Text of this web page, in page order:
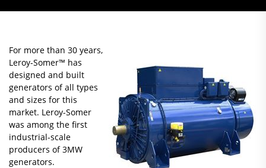
For more than 30 years,
Leroy-Somer™ has
designed and built
generators of all types
and sizes for this
market. Leroy-Somer
was among the first
industrial-scale
producers of 3MW
generators.